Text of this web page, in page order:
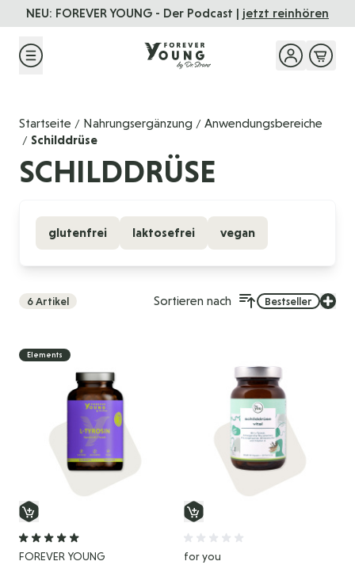
Direkt zum Inhalt
NEU: FOREVER YOUNG - Der Podcast | jetzt reinhören
Startseite / Nahrungsergänzung / Anwendungsbereiche
/ Schilddrüse
SCHILDDRÜSE
glutenfrei laktosefrei vegan
6Artikel Sortieren nach Bestseller
FOREVER YOUNG
Elements
for you